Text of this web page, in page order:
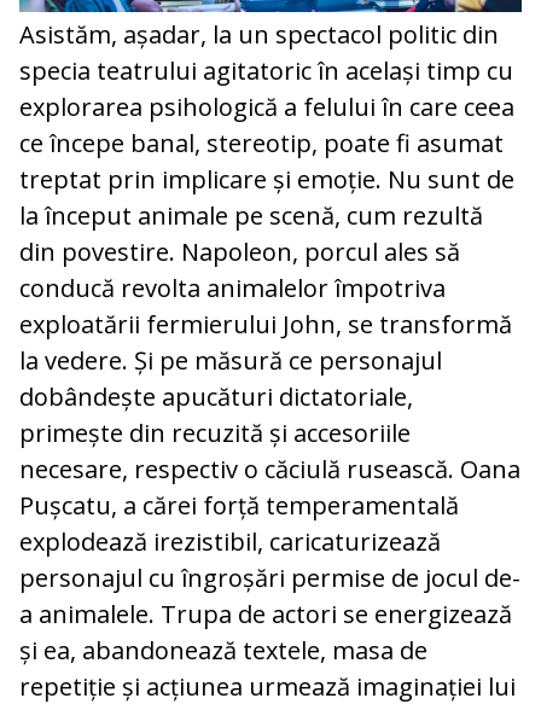
Asistăm, așadar, la un spectacol politic din
specia teatrului agitatoric în același timp cu
explorarea psihologică a felului în care ceea
ce începe banal, stereotip, poate fi asumat
treptat prin implicare și emoție. Nu sunt de
la început animale pe scenă, cum rezultă
din povestire. Napoleon, porcul ales să
conducă revolta animalelor împotriva
exploatării fermierului John, se transformă
la vedere. Și pe măsură ce personajul
dobândește apucături dictatoriale,
primește din recuzită și accesoriile
necesare, respectiv o căciulă rusească. Oana
Pușcatu, a cărei forță temperamentală
explodează irezistibil, caricaturizează
personajul cu îngroșări permise de jocul de-
a animalele. Trupa de actori se energizează
și ea, abandonează textele, masa de
repetiție și acțiunea urmează imaginației lui